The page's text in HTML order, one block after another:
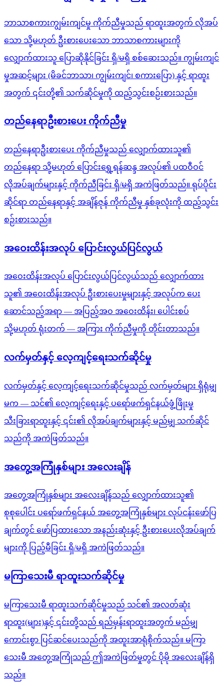
ဘာသာစကားကျွမ်းကျင်မှု ကိုက်ညီမှုသည် ရာထူးအတွက် လိုအပ်
သော သို့မဟုတ် ဦးစားပေးသော ဘာသာစကားများကို
လျှောက်ထားသူ ပြောဆိုနိုင်ခြင်း ရှိ/မရှိ စစ်ဆေးသည်။ ကျွမ်းကျင်
မှုအဆင့်များ (မိခင်ဘာသာ၊ ကျွမ်းကျင်၊ စကားပြော) နှင့် ရာထူး
အတွက် ၎င်းတို့၏ သက်ဆိုင်မှုကို ထည့်သွင်းစဉ်းစားသည်။
တည်နေရာဦးစားပေး ကိုက်ညီမှု
တည်နေရာဦးစားပေး ကိုက်ညီမှုသည် လျှောက်ထားသူ၏
တည်နေရာ သို့မဟုတ် ပြောင်းရွှေ့ရန်ဆန္ဒ အလုပ်၏ ပထဝီဝင်
လိုအပ်ချက်များနှင့် ကိုက်ညီခြင်း ရှိ/မရှိ အကဲဖြတ်သည်။ ရုပ်ပိုင်း
ဆိုင်ရာ တည်နေရာနှင့် အချိန်ဇုန် ကိုက်ညီမှု နှစ်ခုလုံးကို ထည့်သွင်း
စဉ်းစားသည်။
အဝေးထိန်းအလုပ် ပြောင်းလွယ်ပြင်လွယ်
အဝေးထိန်းအလုပ် ပြောင်းလွယ်ပြင်လွယ်သည် လျှောက်ထား
သူ၏ အဝေးထိန်းအလုပ် ဦးစားပေးမှုများနှင့် အလုပ်က ပေး
ဆောင်သည့်အရာ — အပြည့်အဝ အဝေးထိန်း၊ ပေါင်းစပ်
သို့မဟုတ် ရုံးတက် — အကြား ကိုက်ညီမှုကို တိုင်းတာသည်။
လက်မှတ်နှင့် လေ့ကျင့်ရေးသက်ဆိုင်မှု
လက်မှတ်နှင့် လေ့ကျင့်ရေးသက်ဆိုင်မှုသည် လက်မှတ်များ ရှိရုံမျှ
မက — သင်၏ လေ့ကျင့်ရေးနှင့် ပရော်ဖက်ရှင်နယ်ဖွံ့ဖြိုးမှု
သီးခြားရာထူးနှင့် ၎င်း၏ လိုအပ်ချက်များနှင့် မည်မျှ သက်ဆိုင်
သည်ကို အကဲဖြတ်သည်။
အတွေ့အကြုံနှစ်များ အလေးချိန်
အတွေ့အကြုံနှစ်များ အလေးချိန်သည် လျှောက်ထားသူ၏
စုစုပေါင်း ပရော်ဖက်ရှင်နယ် အတွေ့အကြုံနှစ်များ လုပ်ငန်းဖော်ပြ
ချက်တွင် ဖော်ပြထားသော အနည်းဆုံးနှင့် ဦးစားပေးလိုအပ်ချက်
များကို ပြည့်မီခြင်း ရှိ/မရှိ အကဲဖြတ်သည်။
မကြာသေးမီ ရာထူးသက်ဆိုင်မှု
မကြာသေးမီ ရာထူးသက်ဆိုင်မှုသည် သင်၏ အလတ်ဆုံး
ရာထူး(များ)နှင့် ၎င်းတို့သည် ရည်မှန်းရာထူးအတွက် မည်မျှ
ကောင်းစွာ ပြင်ဆင်ပေးသည်ကို အထူးအာရုံစိုက်သည်။ မကြာ
သေးမီ အတွေ့အကြုံသည် ဤအကဲဖြတ်မှုတွင် ပိုမို အလေးချိန်ရှိ
သည်။